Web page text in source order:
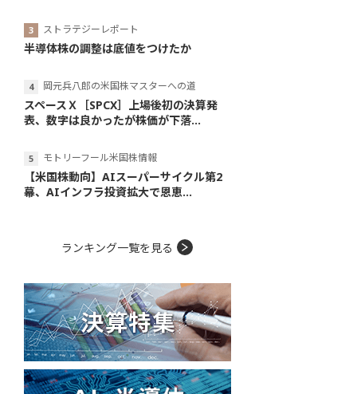
ストラテジーレポート
半導体株の調整は底値をつけたか
岡元兵八郎の米国株マスターへの道
スペースＸ［SPCX］上場後初の決算発
表、数字は良かったが株価が下落...
モトリーフール米国株情報
【米国株動向】AIスーパーサイクル第2
幕、AIインフラ投資拡大で恩恵...
ランキング一覧を見る